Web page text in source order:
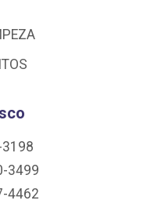
3499
4462